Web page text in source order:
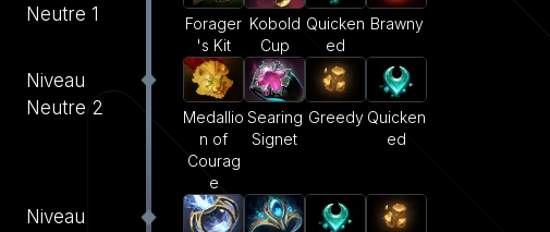
Neutre 1
Forager
's Kit
Kobold
Cup
Quicken
ed
Brawny
Niveau
Neutre 2
Medallio
n of
Courag
e
Searing
Signet
Greedy Quicken
ed
Niveau